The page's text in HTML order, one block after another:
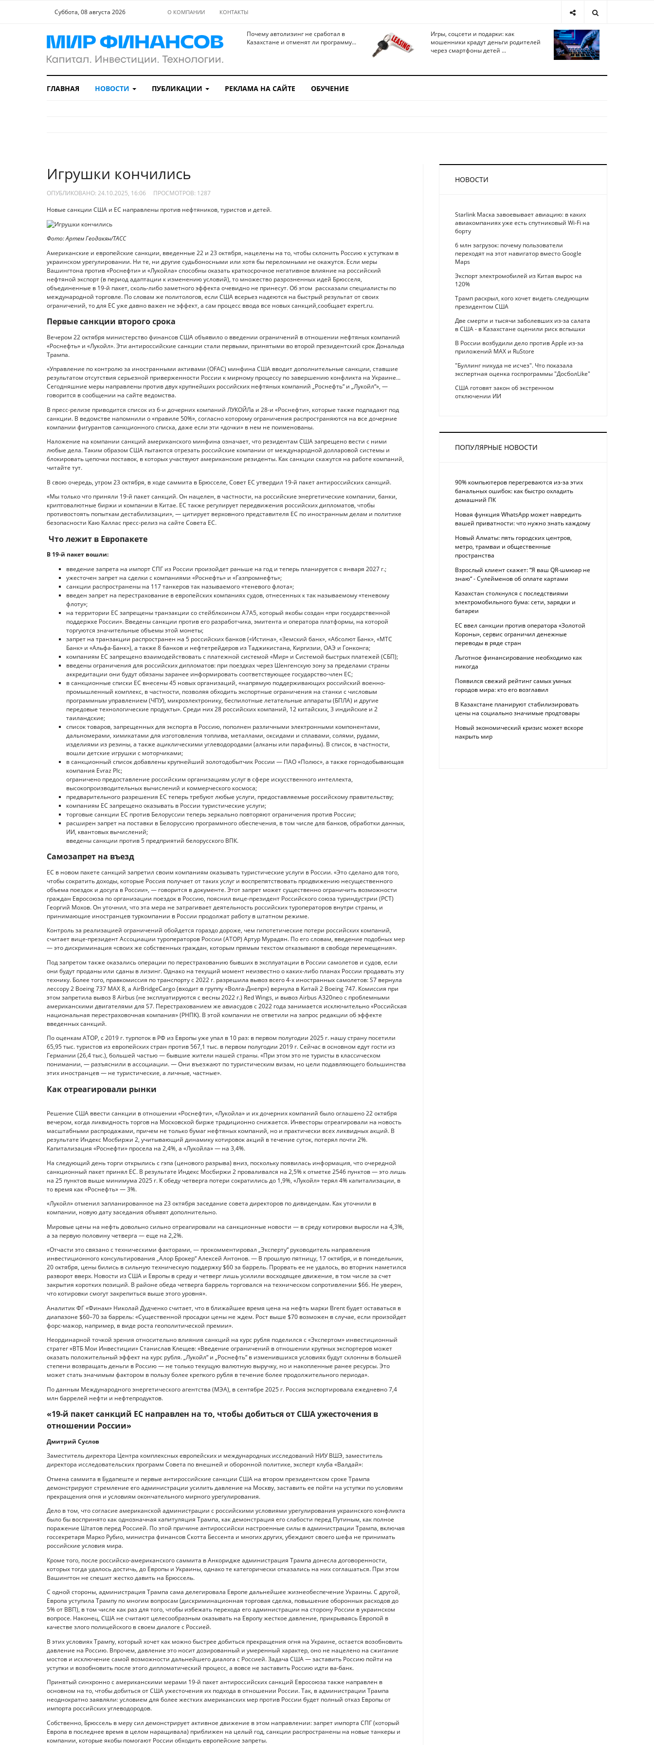
Суббота, 08 августа 2026 О КОМПАНИИ КОНТАКТЫ
Почему автолизинг не сработал в
Казахстане и отменят ли программу...
Игры, соцсети и подарки: как
мошенники крадут деньги родителей
через смартфоны детей ...
ГЛАВНАЯ НОВОСТИ ПУБЛИКАЦИИ РЕКЛАМА НА САЙТЕ ОБУЧЕНИЕ
Игрушки кончились
ОПУБЛИКОВАНО: 24.10.2025, 16:06 ПРОСМОТРОВ: 1287
Новые санкции США и ЕС направлены против нефтяников, туристов и детей.
Фото: Артем Геодакян/ТАСС
Американские и европейские санкции, введенные 22 и 23 октября, нацелены на то, чтобы склонить Россию к уступкам в
украинском урегулировании. Ни те, ни другие судьбоносными или хотя бы переломными не окажутся. Если меры
Вашингтона против «Роснефти» и «Лукойла» способны оказать краткосрочное негативное влияние на российский
нефтяной экспорт (в период адаптации к изменению условий), то множество разрозненных идей Брюсселя,
объединенные в 19-й пакет, сколь-либо заметного эффекта очевидно не принесут. Об этом рассказали специалисты по
международной торговле. По словам же политологов, если США всерьез надеются на быстрый результат от своих
ограничений, то для ЕС уже давно важен не эффект, а сам процесс ввода все новых санкций,сообщает expert.ru.
Первые санкции второго срока
Вечером 22 октября министерство финансов США объявило о введении ограничений в отношении нефтяных компаний
«Роснефть» и «Лукойл». Эти антироссийские санкции стали первыми, принятыми во второй президентский срок Дональда
Трампа.
«Управление по контролю за иностранными активами (OFAC) минфина США вводит дополнительные санкции, ставшие
результатом отсутствия серьезной приверженности России к мирному процессу по завершению конфликта на Украине...
Сегодняшние меры направлены против двух крупнейших российских нефтяных компаний „Роснефть“ и „Лукойл“», —
говорится в сообщении на сайте ведомства.
В пресс-релизе приводится список из 6-и дочерних компаний ЛУКОЙЛа и 28-и «Роснефти», которые также подпадают под
санкции. В ведомстве напомнили о «правиле 50%», согласно которому ограничения распространяются на все дочерние
компании фигурантов санкционного списка, даже если эти «дочки» в нем не поименованы.
Наложение на компании санкций американского минфина означает, что резидентам США запрещено вести с ними
любые дела. Таким образом США пытаются отрезать российские компании от международной долларовой системы и
блокировать цепочки поставок, в которых участвуют американские резиденты. Как санкции скажутся на работе компаний,
читайте тут.
В свою очередь, утром 23 октября, в ходе саммита в Брюсселе, Совет ЕС утвердил 19-й пакет антироссийских санкций.
«Мы только что приняли 19-й пакет санкций. Он нацелен, в частности, на российские энергетические компании, банки,
криптовалютные биржи и компании в Китае. ЕС также регулирует передвижения российских дипломатов, чтобы
противостоять попыткам дестабилизации», — цитирует верховного представителя ЕС по иностранным делам и политике
безопасности Каю Каллас пресс-релиз на сайте Совета ЕС.
Что лежит в Европакете
В 19‑й пакет вошли:
введение запрета на импорт СПГ из России произойдет раньше на год и теперь планируется с января 2027 г.;
ужесточен запрет на сделки с компаниями «Роснефть» и «Газпромнефть»;
санкции распространены на 117 танкеров так называемого «теневого флота»;
введен запрет на перестрахование в европейских компаниях судов, отнесенных к так называемому «теневому
флоту»;
на территории ЕС запрещены транзакции со стейблкоином A7A5, который якобы создан «при государственной
поддержке России». Введены санкции против его разработчика, эмитента и оператора платформы, на которой
торгуются значительные объемы этой монеты;
запрет на транзакции распространен на 5 российских банков («Истина», «Земский банк», «Абсолют Банк», «МТС
Банк» и «Альфа-Банк»), а также 8 банков и нефтетрейдеров из Таджикистана, Киргизии, ОАЭ и Гонконга;
компаниям ЕС запрещено взаимодействовать с платежной системой «Мир» и Системой быстрых платежей (СБП);
введены ограничения для российских дипломатов: при поездках через Шенгенскую зону за пределами страны
аккредитации они будут обязаны заранее информировать соответствующее государство-член ЕС;
в санкционные списки ЕС внесены 45 новых организаций, «напрямую поддерживающих российский военно-
промышленный комплекс, в частности, позволяя обходить экспортные ограничения на станки с числовым
программным управлением (ЧПУ), микроэлектронику, беспилотные летательные аппараты (БПЛА) и другие
передовые технологические продукты». Среди них 28 российских компаний, 12 китайских, 3 индийские и 2
таиландские;
список товаров, запрещенных для экспорта в Россию, пополнен различными электронными компонентами,
дальномерами, химикатами для изготовления топлива, металлами, оксидами и сплавами, солями, рудами,
изделиями из резины, а также ациклическими углеводородами (алканы или парафины). В список, в частности,
вошли детские игрушки с моторчиками;
в санкционный список добавлены крупнейший золотодобытчик России — ПАО «Полюс», а также горнодобывающая
компания Evraz Plc;
ограничено предоставление российским организациям услуг в сфере искусственного интеллекта,
высокопроизводительных вычислений и коммерческого космоса;
предварительного разрешения ЕС теперь требуют любые услуги, предоставляемые российскому правительству;
компаниям ЕС запрещено оказывать в России туристические услуги;
торговые санкции ЕС против Белоруссии теперь зеркально повторяют ограничения против России;
расширен запрет на поставки в Белоруссию программного обеспечения, в том числе для банков, обработки данных,
ИИ, квантовых вычислений;
введены санкции против 5 предприятий белорусского ВПК.
Самозапрет на въезд
ЕС в новом пакете санкций запретил своим компаниям оказывать туристические услуги в России. «Это сделано для того,
чтобы сократить доходы, которые Россия получает от таких услуг и воспрепятствовать продвижению несущественного
объема поездок и досуга в России», — говорится в документе. Этот запрет может существенно ограничить возможности
граждан Евросоюза по организации поездок в Россию, пояснил вице-президент Российского союза туриндустрии (РСТ)
Георгий Мохов. Он уточнил, что эта мера не затрагивает деятельность российских туроператоров внутри страны, и
принимающие иностранцев туркомпании в России продолжат работу в штатном режиме.
Контроль за реализацией ограничений обойдется гораздо дороже, чем гипотетические потери российских компаний,
считает вице-президент Ассоциации туроператоров России (АТОР) Артур Мурадян. По его словам, введение подобных мер
— это дискриминация «своих же собственных граждан, которым прямым текстом отказывают в свободе перемещения».
Под запретом также оказались операции по перестрахованию бывших в эксплуатации в России самолетов и судов, если
они будут проданы или сданы в лизинг. Однако на текущий момент неизвестно о каких-либо планах России продавать эту
технику. Более того, правкомиссия по транспорту с 2022 г. разрешила вывоз всего 4-х иностранных самолетов: S7 вернула
лессору 2 Boeing 737 MAX 8, а AirBridgeCargo (входит в группу «Волга-Днепр») вернула в Китай 2 Boeing 747. Комиссия при
этом запретила вывоз 8 Airbus (не эксплуатируются с весны 2022 г.) Red Wings, и вывоз Airbus A320neo с проблемными
американскими двигателями для S7. Перестрахованием же авиасудов с 2022 года занимается исключительно «Российская
национальная перестраховочная компания» (РНПК). В этой компании не ответили на запрос редакции об эффекте
введенных санкций.
По оценкам АТОР, с 2019 г. турпоток в РФ из Европы уже упал в 10 раз: в первом полугодии 2025 г. нашу страну посетили
65,95 тыс. туристов из европейских стран против 567,1 тыс. в первом полугодии 2019 г. Сейчас в основном едут гости из
Германии (26,4 тыс.), большей частью — бывшие жители нашей страны. «При этом это не туристы в классическом
понимании, — разъяснили в ассоциации. — Они въезжают по туристическим визам, но цели подавляющего большинства
этих иностранцев — не туристические, а личные, частные».
Как отреагировали рынки
Решение США ввести санкции в отношении «Роснефти», «Лукойла» и их дочерних компаний было оглашено 22 октября
вечером, когда ликвидность торгов на Московской бирже традиционно снижается. Инвесторы отреагировали на новость
масштабными распродажами, причем не только бумаг нефтяных компаний, но и практически всех ликвидных акций. В
результате Индекс Мосбиржи 2, учитывающий динамику котировок акций в течение суток, потерял почти 2%.
Капитализация «Роснефти» просела на 2,4%, а «Лукойла» — на 3,4%.
На следующий день торги открылись с гэпа (ценового разрыва) вниз, поскольку появилась информация, что очередной
санкционный пакет принял ЕС. В результате Индекс Мосбиржи 2 проваливался на 2,5% к отметке 2546 пунктов — это лишь
на 25 пунктов выше минимума 2025 г. К обеду четверга потери сократились до 1,9%, «Лукойл» терял 4% капитализации, в
то время как «Роснефть» — 3%.
«Лукойл» отменил запланированное на 23 октября заседание совета директоров по дивидендам. Как уточнили в
компании, новую дату заседания объявят дополнительно.
Мировые цены на нефть довольно сильно отреагировали на санкционные новости — в среду котировки выросли на 4,3%,
а за первую половину четверга — еще на 2,2%.
«Отчасти это связано с техническими факторами, — прокомментировал „Эксперту“ руководитель направления
инвестиционного консультирования „Алор Брокер“ Алексей Антонов. — В прошлую пятницу, 17 октября, и в понедельник,
20 октября, цены бились в сильную техническую поддержку $60 за баррель. Прорвать ее не удалось, во вторник наметился
разворот вверх. Новости из США и Европы в среду и четверг лишь усилили восходящее движение, в том числе за счет
закрытия коротких позиций. В районе обеда четверга баррель торговался на техническом сопротивлении $66. Не уверен,
что котировки смогут закрепиться выше этого уровня».
Аналитик ФГ «Финам» Николай Дудченко считает, что в ближайшее время цена на нефть марки Brent будет оставаться в
диапазоне $60–70 за баррель: «Существенной просадки цены не ждем. Рост выше $70 возможен в случае, если произойдет
форс-мажор, например, в виде роста геополитической премии».
Неординарной точкой зрения относительно влияния санкций на курс рубля поделился с «Экспертом» инвестиционный
стратег «ВТБ Мои Инвестиции» Станислав Клещев: «Введение ограничений в отношении крупных экспортеров может
оказать положительный эффект на курс рубля. „Лукойл“ и „Роснефть“ в изменившихся условиях будут склонны в большей
степени возвращать деньги в Россию — не только текущую валютную выручку, но и накопленные ранее ресурсы. Это
может стать значимым фактором в пользу более крепкого рубля в течение более продолжительного периода».
По данным Международного энергетического агентства (МЭА), в сентябре 2025 г. Россия экспортировала ежедневно 7,4
млн баррелей нефти и нефтепродуктов.
«19-й пакет санкций ЕС направлен на то, чтобы добиться от США ужесточения в
отношении России»
Дмитрий Суслов
Заместитель директора Центра комплексных европейских и международных исследований НИУ ВШЭ, заместитель
директора исследовательских программ Совета по внешней и оборонной политике, эксперт клуба «Валдай»:
Отмена саммита в Будапеште и первые антироссийские санкции США на втором президентском сроке Трампа
демонстрируют стремление его администрации усилить давление на Москву, заставить ее пойти на уступки по условиям
прекращения огня и условиям окончательного мирного урегулирования.
Дело в том, что согласие американской администрации с российскими условиями урегулирования украинского конфликта
было бы воспринято как однозначная капитуляция Трампа, как демонстрация его слабости перед Путиным, как полное
поражение Штатов перед Россией. По этой причине антироссийски настроенные силы в администрации Трампа, включая
госсекретаря Марко Рубио, министра финансов Скотта Бессента и многих других, убеждают своего шефа не принимать
российские условия мира.
Кроме того, после российско-американского саммита в Анкоридже администрация Трампа донесла договоренности,
которых тогда удалось достичь, до Европы и Украины, однако те категорически отказались на них соглашаться. При этом
Вашингтон не спешит жестко давить на Брюссель.
С одной стороны, администрация Трампа сама делегировала Европе дальнейшее жизнеобеспечение Украины. С другой,
Европа уступила Трампу по многим вопросам (дискриминационная торговая сделка, повышение оборонных расходов до
5% от ВВП), в том числе как раз для того, чтобы избежать перехода его администрации на сторону России в украинском
вопросе. Наконец, США не считают целесообразным оказывать на Европу жесткое давление, прикрываясь Европой в
качестве злого полицейского в своем диалоге с Россией.
В этих условиях Трампу, который хочет как можно быстрее добиться прекращения огня на Украине, остается возобновить
давление на Россию. Впрочем, давление это носит дозированный и умеренный характер, оно не нацелено на сжигание
мостов и исключение самой возможности дальнейшего диалога с Россией. Задача США — заставить Россию пойти на
уступки и возобновить после этого дипломатический процесс, а вовсе не заставить Россию идти ва-банк.
Принятый синхронно с американскими мерами 19-й пакет антироссийских санкций Евросоюза также направлен в
основном на то, чтобы добиться от США ужесточения их подхода в отношении России. Так, в администрации Трампа
неоднократно заявляли: условием для более жестких американских мер против России будет полный отказ Европы от
импорта российских углеводородов.
Собственно, Брюссель в меру сил демонстрирует активное движение в этом направлении: запрет импорта СПГ (который
Европа в последнее время в целом наращивала) приближен на целый год, санкции распространены на новые танкеры и
компании, которые якобы помогают России обходить европейские запреты.
НОВОСТИ
Starlink Маска завоевывает авиацию: в каких
авиакомпаниях уже есть спутниковый Wi-Fi на
борту
6 млн загрузок: почему пользователи
переходят на этот навигатор вместо Google
Maps
Экспорт электромобилей из Китая вырос на
120%
Трамп раскрыл, кого хочет видеть следующим
президентом США
Две смерти и тысячи заболевших из-за салата
в США - в Казахстане оценили риск вспышки
В России возбудили дело против Apple из-за
приложений MAX и RuStore
"Буллинг никуда не исчез". Что показала
экспертная оценка госпрограммы "ДосболLike"
США готовят закон об экстренном
отключении ИИ
ПОПУЛЯРНЫЕ НОВОСТИ
90% компьютеров перегреваются из-за этих
банальных ошибок: как быстро охладить
домашний ПК
Новая функция WhatsApp может навредить
вашей приватности: что нужно знать каждому
Новый Алматы: пять городских центров,
метро, трамваи и общественные
пространства
Взрослый клиент скажет: “Я ваш QR-шмюар не
знаю“ - Сулейменов об оплате картами
Казахстан столкнулся с последствиями
электромобильного бума: сети, зарядки и
батареи
ЕС ввел санкции против оператора «Золотой
Короны», сервис ограничил денежные
переводы в ряде стран
Льготное финансирование необходимо как
никогда
Появился свежий рейтинг самых умных
городов мира: кто его возглавил
В Казахстане планируют стабилизировать
цены на социально значимые продтовары
Новый экономический кризис может вскоре
накрыть мир